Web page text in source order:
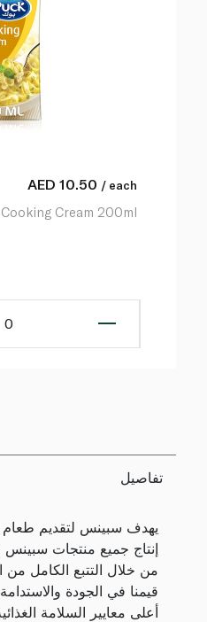
AED 10.50 / each
Cream 200ml
0
تفاصيل
يهدف سبينس لتقديم طعام
إنتاج جميع منتجات سبينس
من خلال التتبع الكامل من
قيمنا في الجودة
أعلى معايير السلامة